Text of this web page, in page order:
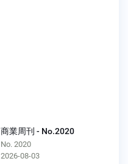
商業周刊 - No.2020
No. 2020
2026-08-03